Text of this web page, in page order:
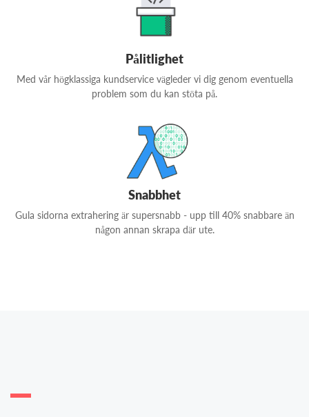
Pålitlighet
Med vår högklassiga kundservice vägleder vi dig genom eventuella
problem som du kan stöta på.
Snabbhet
Gula sidorna extrahering är supersnabb - upp till 40% snabbare än
någon annan skrapa där ute.